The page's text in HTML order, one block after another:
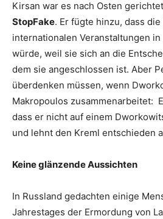
Kirsan war es nach Osten
StopFake. Er fügte hinzu, dass die
internationalen Veranstaltungen
würde, weil sie sich an die
dem sie angeschlossen ist. Aber
überdenken müssen, wenn
Makropoulos zusammenarbeitet:
dass er nicht auf einem
und lehnt den Kreml entschieden
Keine glänzende Aussichten
In Russland gedachten einige
Jahrestages der Ermordung von